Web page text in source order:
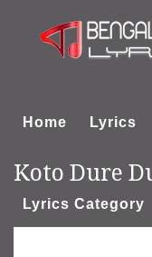
Home Lyrics
Lyrics Category
Koto Dure